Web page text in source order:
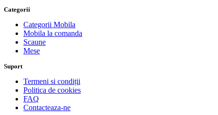
Categorii
Categorii Mobila
Mobila la comanda
Scaune
Mese
Suport
Termeni si condiții
Politica de cookies
FAQ
Contacteaza-ne